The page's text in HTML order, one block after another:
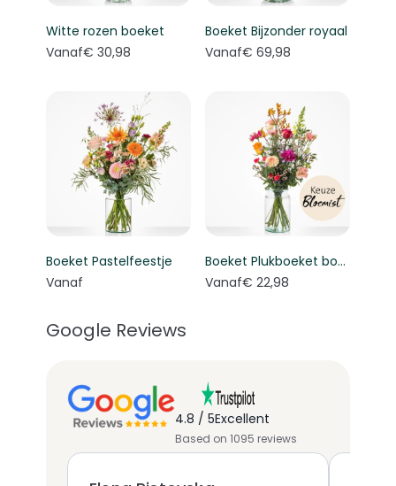
Witte rozen boeket
Vanaf€ 30,98
Boeket Bijzonder royaal
Vanaf€ 69,98
Boeket Pastelfeestje
Vanaf
Boeket Plukboeket bont - Keuze bloemist
Vanaf€ 22,98
Google Reviews
4.8 / 5Excellent
Based on 1095 reviews